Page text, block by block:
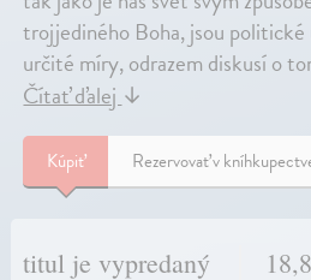
trojjediného Boha, jsou politické
určité míry, odrazem diskusí o
Čítať ďalej↓
Kúpiť Rezervovať v
titul je vypredaný